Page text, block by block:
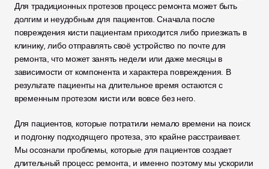
Для традиционных протезов процесс ремонта может быть
долгим и неудобным для пациентов. Сначала после
повреждения кисти пациентам приходится либо приезжать в
клинику, либо отправлять своё устройство по почте для
ремонта, что может занять недели или даже месяцы в
зависимости от компонента и характера повреждения. В
результате пациенты на длительное время остаются с
временным протезом кисти или вовсе без него.
Для пациентов, которые потратили немало времени на поиск
и подгонку подходящего протеза, это крайне расстраивает.
Мы осознали проблемы, которые для пациентов создает
длительный процесс ремонта, и именно поэтому мы ускорили